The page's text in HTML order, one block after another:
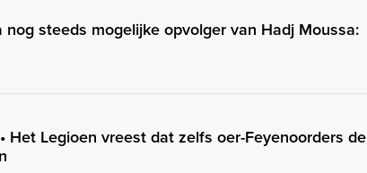
steeds mogelijke opvolger van Hadj Moussa:
Het Legioen vreest dat zelfs oer-Feyenoorders de